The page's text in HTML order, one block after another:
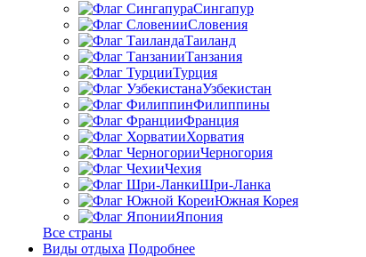
Сингапур
Словения
Таиланд
Танзания
Турция
Узбекистан
Филиппины
Франция
Хорватия
Черногория
Чехия
Шри-Ланка
Южная Корея
Япония
Все страны
Виды отдыха Подробнее